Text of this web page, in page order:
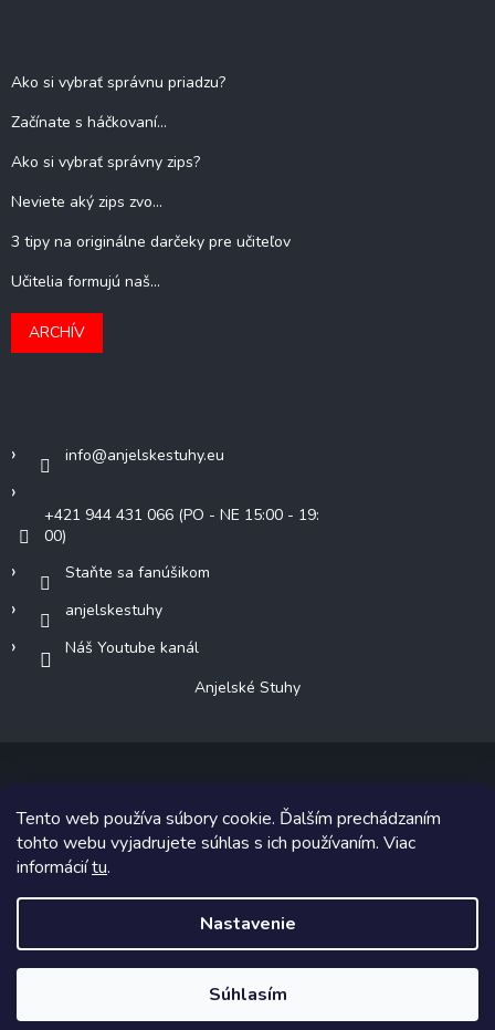
Tento web používa súbory cookie. Ďalším prechádzaním
tohto webu vyjadrujete súhlas s ich používaním. Viac
informáciítu.
Nastavenie
Súhlasím
Ako si vybrať správnu priadzu?
Začínate s háčkovaní...
Ako si vybrať správny zips?
Neviete aký zips zvo...
3 tipy na originálne darčeky pre učiteľov
Učitelia formujú naš...
ARCHÍV
info@anjelskestuhy.eu
+421 944 431 066 (PO - NE 15:00 - 19:
00)
Staňte sa fanúšikom
anjelskestuhy
Náš Youtube kanál
Anjelské Stuhy
Copyright 2026Anjelské Stuhy. Všetky práva vyhradené.
Grafický návrh vytvoril a na Shoptet implementoval
Shoptetak.cz.
Vytvoril Shoptet